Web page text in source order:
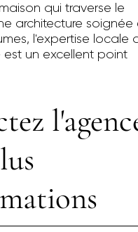
qui traverse le
architecture soignée
l'expertise locale
est un excellent point